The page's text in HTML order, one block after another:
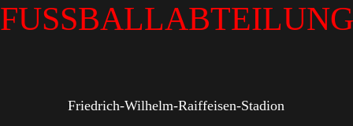
FUSSBALLABTEILUNG
Friedrich-Wilhelm-Raiffeisen-Stadion